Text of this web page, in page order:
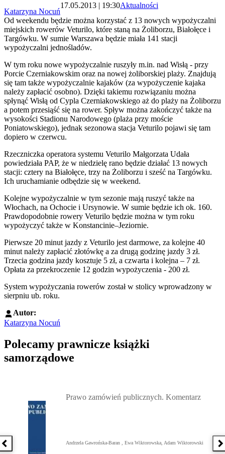
Katarzyna Nocuń
17.05.2013 | 19:30Aktualności
Od weekendu będzie można korzystać z 13 nowych wypożyczalni
miejskich rowerów Veturilo, które staną na Żoliborzu, Białołęce i
Targówku. W sumie Warszawa będzie miała 141 stacji
wypożyczalni jednośladów.
W tym roku nowe wypożyczalnie ruszyły m.in. nad Wisłą - przy
Porcie Czerniakowskim oraz na nowej żoliborskiej plaży. Znajdują
się tam także wypożyczalnie kajaków (za wypożyczenie kajaka
należy zapłacić osobno). Dzięki takiemu rozwiązaniu można
spłynąć Wisłą od Cypla Czerniakowskiego aż do plaży na Żoliborzu
a potem przesiąść się na rower. Spływ można zakończyć także na
wysokości Stadionu Narodowego (plaża przy moście
Poniatowskiego), jednak sezonowa stacja Veturilo pojawi się tam
dopiero w czerwcu.
Rzeczniczka operatora systemu Veturilo Małgorzata Udała
powiedziała PAP, że w niedzielę rano będzie działać 13 nowych
stacji: cztery na Białołęce, trzy na Żoliborzu i sześć na Targówku.
Ich uruchamianie odbędzie się w weekend.
Kolejne wypożyczalnie w tym sezonie mają ruszyć także na
Włochach, na Ochocie i Ursynowie. W sumie będzie ich ok. 160.
Prawdopodobnie rowery Veturilo będzie można w tym roku
wypożyczyć także w Konstancinie–Jeziornie.
Pierwsze 20 minut jazdy z Veturilo jest darmowe, za kolejne 40
minut należy zapłacić złotówkę a za drugą godzinę jazdy 3 zł.
Trzecia godzina jazdy kosztuje 5 zł, a czwarta i kolejna – 7 zł.
Opłata za przekroczenie 12 godzin wypożyczenia - 200 zł.
System wypożyczania rowerów został w stolicy wprowadzony w
sierpniu ub. roku.
Autor:
Katarzyna Nocuń
Polecamy prawnicze książki
samorządowe
Poprzednia książka
Prawo zamówień publicznych. Komentarz
Andrzela Gawrońska-Baran , Ewa Wiktorowska, Adam Wiktorowski